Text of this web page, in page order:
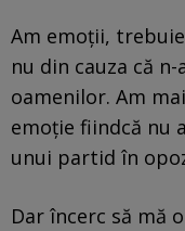
Am emoţii,
nu din cauza că
oamenilor. Am
emoţie fiindcă nu
unui partid în
Dar încerc să mă